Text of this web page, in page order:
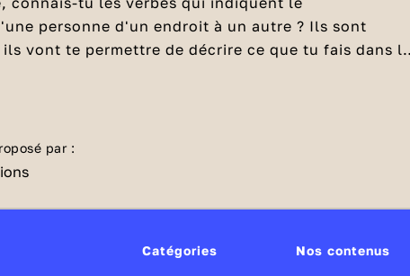
personne d'un endroit à un autre ? Ils sont
vont te permettre de décrire ce que tu fais dans la
dans une phrase.
les verbes de déplacement ?
l'on fait. ► Exemples : manger, lire, jouer.
déplacement décrit comment une personne, un
très nombreux. En voici quelques-uns :
par :
Catégories Nos contenus